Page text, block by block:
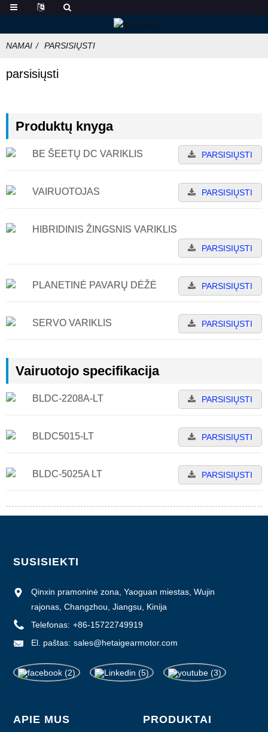
NAMAI PARSISIŲSTI
parsisiųsti
Produktų knyga
BE ŠEETŲ DC VARIKLIS PARSISIŲSTI
VAIRUOTOJAS PARSISIŲSTI
HIBRIDINIS ŽINGSNIS VARIKLIS
PARSISIŲSTI
PLANETINĖ PAVARŲ DĖŽĖ PARSISIŲSTI
SERVO VARIKLIS PARSISIŲSTI
Vairuotojo specifikacija
BLDC-2208A-LT PARSISIŲSTI
BLDC5015-LT PARSISIŲSTI
BLDC-5025A LT PARSISIŲSTI
SUSISIEKTI
Qinxin pramoninė zona, Yaoguan miestas, Wujin
rajonas, Changzhou, Jiangsu, Kinija
Telefonas: +86-15722749919
El. paštas: sales@hetaigearmotor.com
APIE MUS PRODUKTAI